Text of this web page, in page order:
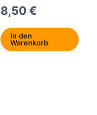
8,50 €
In den
Warenkorb